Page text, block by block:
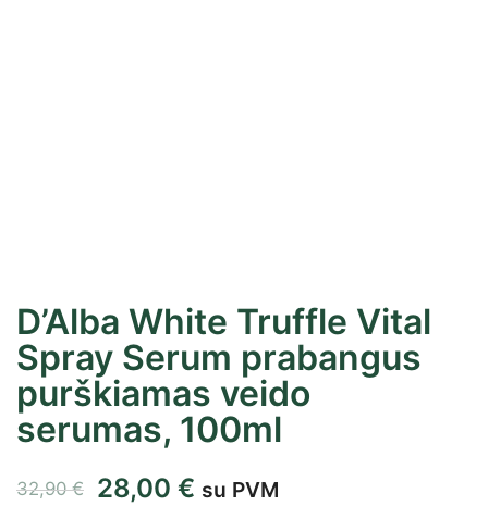
D’Alba White Truffle Vital
Spray Serum prabangus
purškiamas veido
serumas, 100ml
32,90€ 28,00 € su PVM